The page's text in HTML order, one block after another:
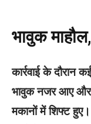
भावुक
कार्रवाई के दौरान
भावुक नजर आए और
मकानों में शिफ्ट